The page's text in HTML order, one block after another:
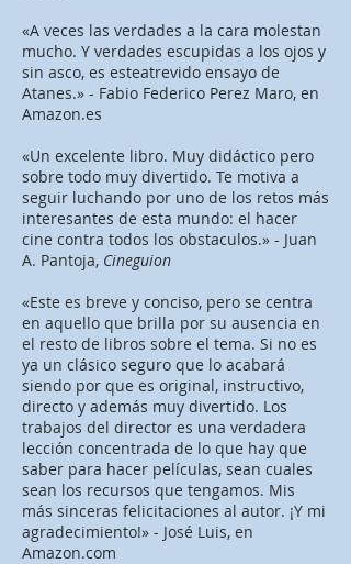
«A veces las verdades a la cara molestan
mucho. Y verdades escupidas a los ojos y
sin asco, es esteatrevido ensayo de
Atanes.» - Fabio Federico Perez Maro, en
Amazon.es
«Un excelente libro. Muy didáctico pero
sobre todo muy divertido. Te motiva a
seguir luchando por uno de los retos más
interesantes de esta mundo: el hacer
cine contra todos los obstaculos.» - Juan
A. Pantoja, Cineguion
«Este es breve y conciso, pero se centra
en aquello que brilla por su ausencia en
el resto de libros sobre el tema. Si no es
ya un clásico seguro que lo acabará
siendo por que es original, instructivo,
directo y además muy divertido. Los
trabajos del director es una verdadera
lección concentrada de lo que hay que
saber para hacer películas, sean cuales
sean los recursos que tengamos. Mis
más sinceras felicitaciones al autor. ¡Y mi
agradecimiento!» - José Luis, en
Amazon.com